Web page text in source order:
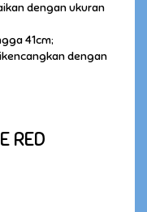
dengan ukuran
41cm;
dengan
RED